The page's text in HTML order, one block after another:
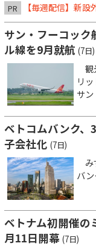
PR 【毎週配信】新
サン・フーコック
ル線を9月就航 (7日)
観
リ
サン
ベトコムバンク、
子会社化 (7日)
み
バ
ベトナム初開催の
月11日開幕 (7日)